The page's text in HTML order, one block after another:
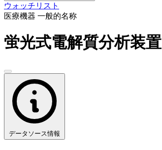
ウォッチリスト
医療機器 一般的名称
蛍光式電解質分析装置
データソース情報